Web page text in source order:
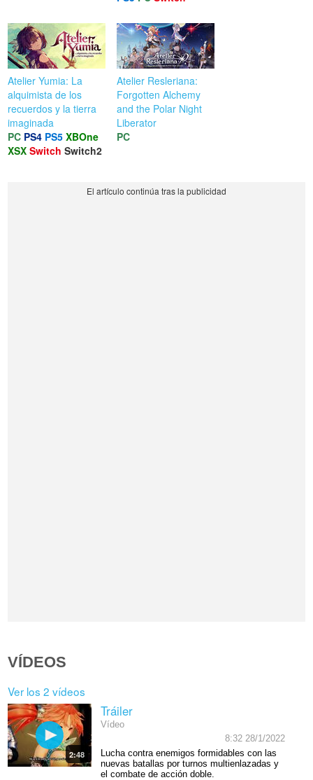
Atelier Yumia: La
alquimista de los
recuerdos y la tierra
imaginada
PC PS4 PS5 XBOne
XSX Switch Switch2
Atelier Resleriana:
Forgotten Alchemy
and the Polar Night
Liberator
PC
VÍDEOS
Ver los 2 vídeos
2:48
Tráiler
Vídeo
8:32 28/1/2022
Lucha contra enemigos formidables con las
nuevas batallas por turnos multienlazadas y
el combate de acción doble.